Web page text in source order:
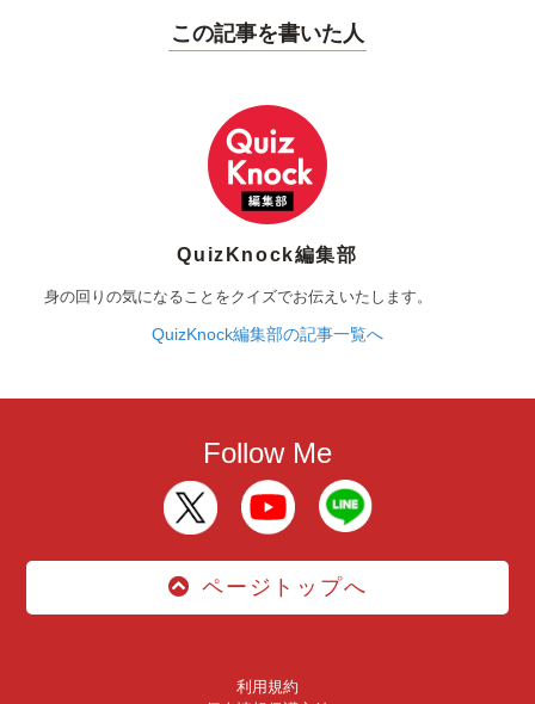
この記事を書いた人
QuizKnock編集部
身の回りの気になることをクイズでお伝えいたします。
QuizKnock編集部の記事一覧へ
Follow Me
ページトップへ
利用規約